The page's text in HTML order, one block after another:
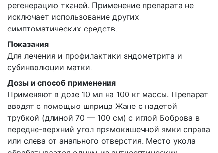
регенерацию тканей. Применение препарата не
исключает использование других
симптоматических средств.
Показания
Для лечения и профилактики эндометрита и
субинволюции матки.
Дозы и способ применения
Применяют в дозе 10 мл на 100 кг массы. Препарат
вводят с помощью шприца Жане с надетой
трубкой (длиной 70 — 100 см) с иглой Боброва в
передне-верхний угол прямокишечной ямки справа
или слева от анального отверстия. Место укола